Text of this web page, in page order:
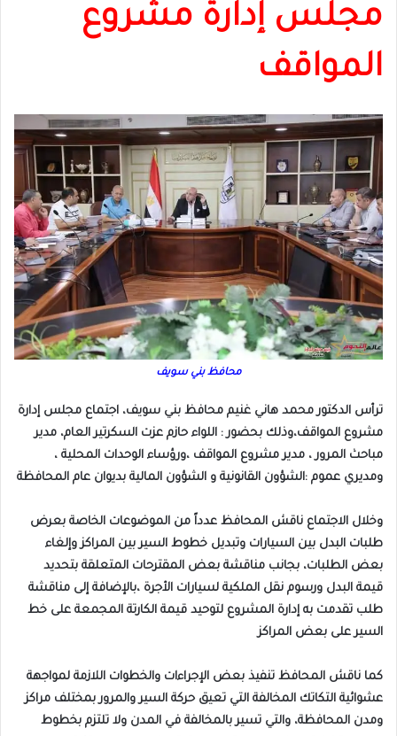
مجلس إدارة مشروع
المواقف
محافظ بني سويف
ترأس الدكتور محمد هاني غنيم محافظ بني سويف، اجتماع مجلس إدارة
مشروع المواقف،وذلك بحضور : اللواء حازم عزت السكرتير العام، مدير
مباحث المرور ، مدير مشروع المواقف ،ورؤساء الوحدات المحلية ،
ومديري عموم :الشؤون القانونية و الشؤون المالية بديوان عام المحافظة
وخلال الاجتماع ناقش المحافظ عدداً من الموضوعات الخاصة بعرض
طلبات البدل بين السيارات وتبديل خطوط السير بين المراكز وإلغاء
بعض الطلبات، بجانب مناقشة بعض المقترحات المتعلقة بتحديد
قيمة البدل ورسوم نقل الملكية لسيارات الأجرة ،بالإضافة إلى مناقشة
طلب تقدمت به إدارة المشروع لتوحيد قيمة الكارتة المجمعة على خط
السير على بعض المراكز
كما ناقش المحافظ تنفيذ بعض الإجراءات والخطوات اللازمة لمواجهة
عشوائية التكاتك المخالفة التي تعيق حركة السير والمرور بمختلف مراكز
ومدن المحافظة، والتي تسير بالمخالفة في المدن ولا تلتزم بخطوط